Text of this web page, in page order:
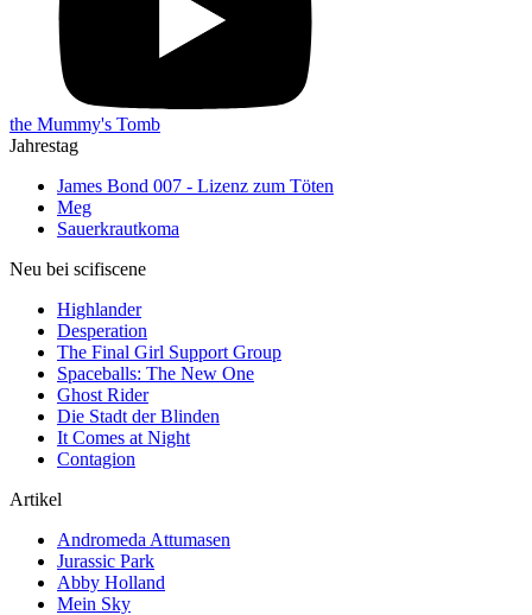
the Mummy's Tomb
Jahrestag
James Bond 007 - Lizenz zum Töten
Meg
Sauerkrautkoma
Neu bei scifiscene
Highlander
Desperation
The Final Girl Support Group
Spaceballs: The New One
Ghost Rider
Die Stadt der Blinden
It Comes at Night
Contagion
Artikel
Andromeda Attumasen
Jurassic Park
Abby Holland
Mein Sky